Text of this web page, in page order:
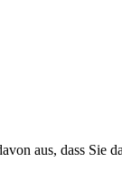
aus, dass Sie